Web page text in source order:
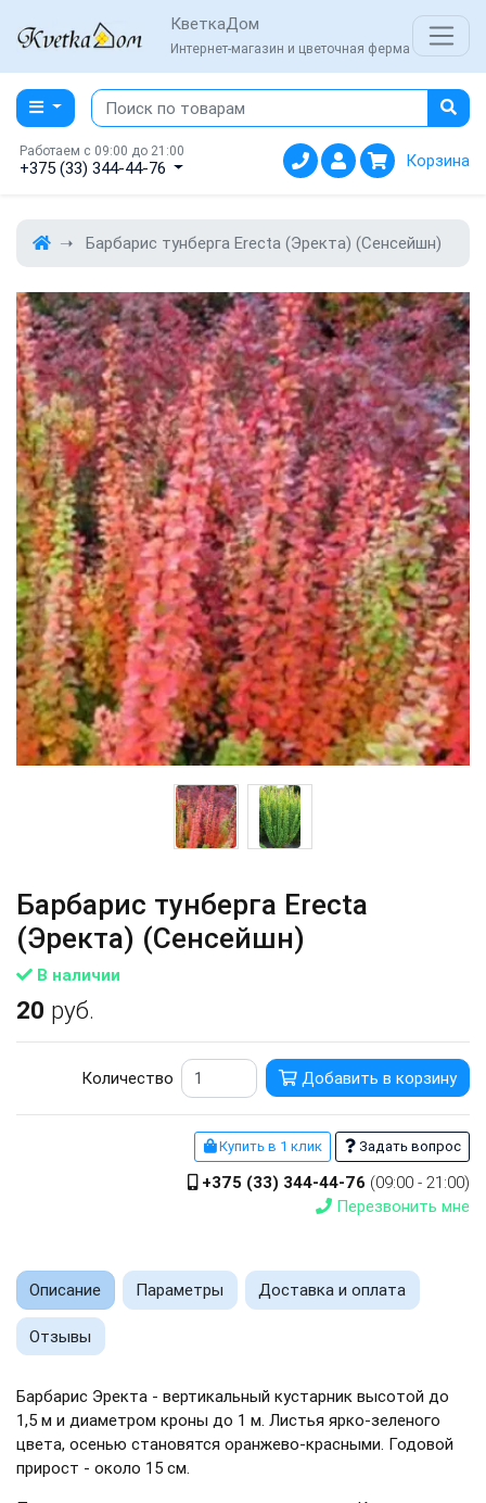
КветкаДом
Интернет-магазин и цветочная ферма
Работаем с 09:00 до 21:00
+375 (33) 344-44-76 Корзина
Барбарис тунберга Erecta (Эректа) (Сенсейшн)
Барбарис тунберга Erecta
(Эректа) (Сенсейшн)
В наличии
20 руб.
Количество Добавить в корзину
Купить в 1 клик Задать вопрос
+375 (33) 344-44-76 (09:00 - 21:00)
Перезвонить мне
Описание Параметры Доставка и оплата
Отзывы
Барбарис Эректа - вертикальный кустарник высотой до
1,5 м и диаметром кроны до 1 м. Листья ярко-зеленого
цвета, осенью становятся оранжево-красными. Годовой
прирост - около 15 см.